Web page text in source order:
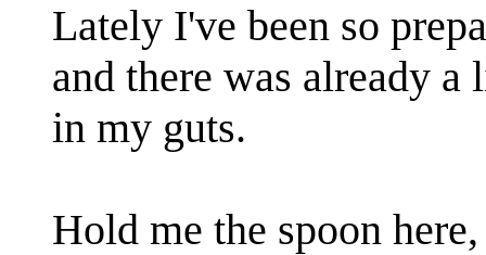
Lately I've been so
and there was already
in my guts.
Hold me the spoon here,